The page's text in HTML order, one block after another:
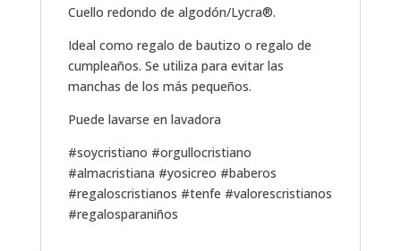
Cuello redondo de algodón/Lycra®.
Ideal como regalo de bautizo o regalo de
cumpleaños. Se utiliza para evitar las
manchas de los más pequeños.
Puede lavarse en lavadora
#soycristiano #orgullocristiano
#almacristiana #yosicreo #baberos
#regaloscristianos #tenfe #valorescristianos
#regalosparaniños